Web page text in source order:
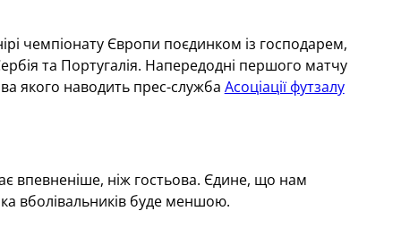
чемпіонату Європи поєдинком із господарем,
та Португалія. Напередодні першого матчу
якого наводить прес-служба Асоціації футзалу
впевненіше, ніж гостьова. Єдине, що нам
вболівальників буде меншою.